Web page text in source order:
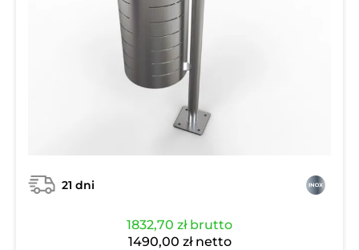
21 dni
1832,70 złbrutto
1490,00 złnetto